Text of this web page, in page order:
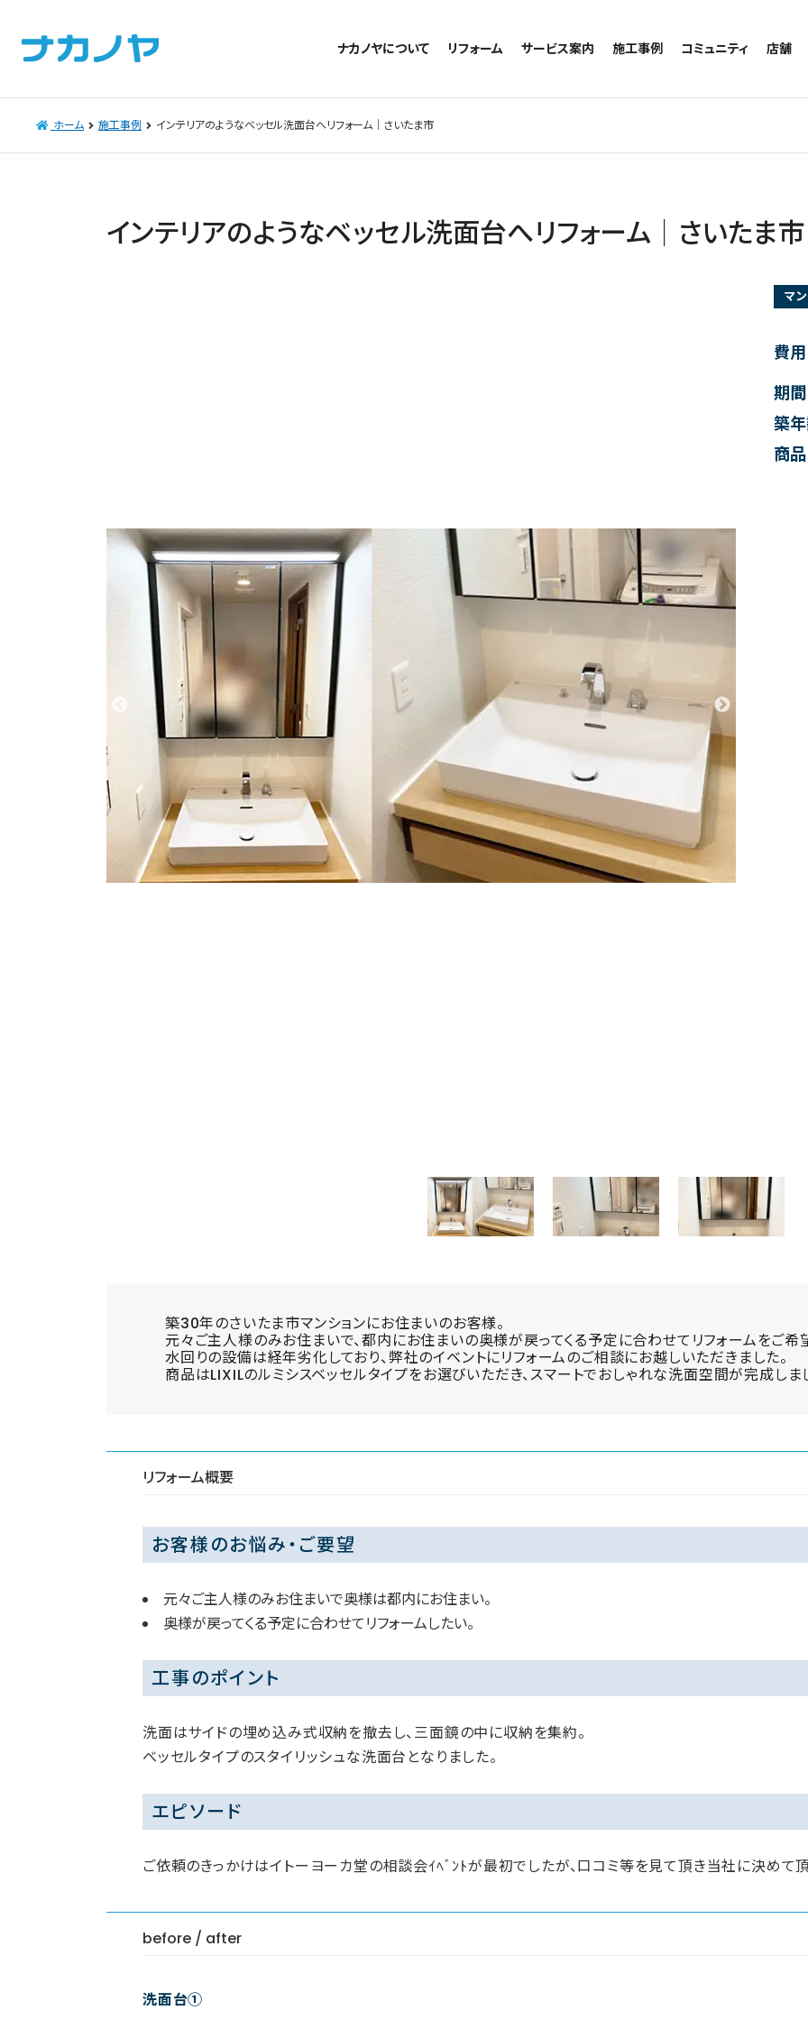
ナカノヤについて リフォーム
お風呂のリフォーム
洗面台のリフォーム
内装のリフォーム
水回りのリフォーム
サービス案内
相談室・よくある質問
施工事例
トイレの施工事例
キッチンの施工事例
コミュニティ
アルブル通信
ブログ
店舗
墨
日
ホーム 施工事例 インテリアのようなベッセル洗面台へリフォーム｜さいたま市
インテリアのようなベッセル洗面台へリフォーム｜さいたま市
マ
費用
期間
築
商品
築30年のさいたま市マンションにお住まいのお客様。
元々ご主人様のみお住まいで、都内にお住まいの奥様が戻ってくる予定に合わせてリフォームをご希
水回りの設備は経年劣化しており、弊社のイベントにリフォームのご相談にお越しいただきました。
商品はLIXILのルミシスベッセルタイプをお選びいただき、スマートでおしゃれな洗面空間が完成しま
リフォーム概要
お客様のお悩み・ご要望
元々ご主人様のみお住まいで奥様は都内にお住まい。
奥様が戻ってくる予定に合わせてリフォームしたい。
工事のポイント
洗面はサイドの埋め込み式収納を撤去し、三面鏡の中に収納を集約。
ベッセルタイプのスタイリッシュな洗面台となりました。
エピソード
ご依頼のきっかけはイトーヨーカ堂の相談会ｲﾍﾞﾝﾄが最初でしたが、口コミ等を見て頂き当社に決めて
before / after
洗面台①